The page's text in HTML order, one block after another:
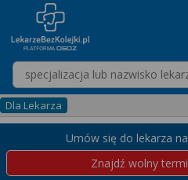
Wpisz nazwę lekarza
Dla Lekarza
Umów się do lekarza
Znajdź wolny